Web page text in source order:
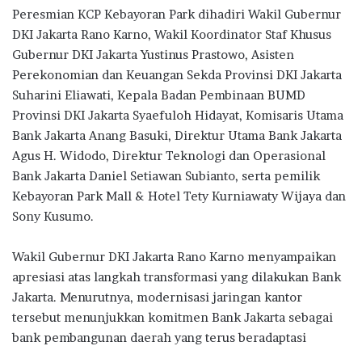
Peresmian KCP Kebayoran Park dihadiri Wakil Gubernur
DKI Jakarta Rano Karno, Wakil Koordinator Staf Khusus
Gubernur DKI JakartaYustinus Prastowo, Asisten
Perekonomian dan Keuangan Sekda Provinsi DKI Jakarta
Suharini Eliawati, Kepala Badan Pembinaan BUMD
Provinsi DKI Jakarta Syaefuloh Hidayat, Komisaris Utama
Bank Jakarta Anang Basuki, Direktur Utama Bank Jakarta
Agus H. Widodo, Direktur Teknologi dan Operasional
Bank Jakarta Daniel Setiawan Subianto, serta pemilik
Kebayoran Park Mall & HotelTety Kurniawaty Wijaya dan
Sony Kusumo.
Wakil Gubernur DKI Jakarta Rano Karno menyampaikan
apresiasi atas langkah transformasi yang dilakukan Bank
Jakarta. Menurutnya, modernisasi jaringan kantor
tersebut menunjukkan komitmen Bank Jakarta sebagai
bank pembangunan daerah yang terus beradaptasi